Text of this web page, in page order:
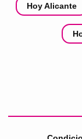
Hoy Alicante